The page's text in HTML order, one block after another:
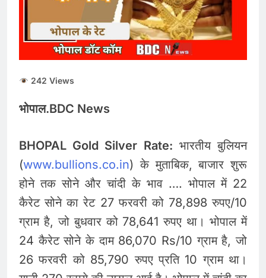
इंश्योरेंस के
Gold and Silver Price
Today : सोने और चांदी के
दामों में भारी उछाल, जानिए 5
अगस्त के ताजा भाव
August 5, 2026
Share Market Update
242 Views
भोपाल.BDC News
BHOPAL Gold Silver Rate: भारतीय बुलियन
(www.bullions.co.in) के मुताबिक, बाजार शुरू
होने तक सोने और चांदी के भाव …. भोपाल में 22
कैरेट सोने का रेट 27 फरवरी को 78,898 रुपए/10
ग्राम है, जो बुधवार को 78,641 रुपए था। भोपाल में
24 कैरेट सोने के दाम 86,070 Rs/10 ग्राम है, जो
26 फरवरी को 85,790 रुपए प्रति 10 ग्राम था।